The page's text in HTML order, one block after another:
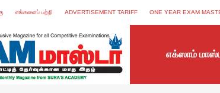
எங்களைப் பற்றி ADVERTISEMENT TARIFF ONE YEAR EXAM
எக்ஸாம்